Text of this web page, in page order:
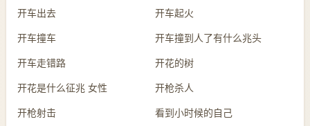
开车出去 开车起火
开车撞车 开车撞到人了有什么兆头
开车走错路 开花的树
开花是什么征兆 女性 开枪杀人
开枪射击 看到小时候的自己